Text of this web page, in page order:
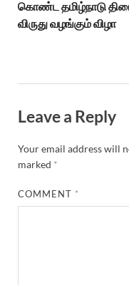
கொண்ட தமிழ்நாடு
விருது வழங்கும் விழா
Leave a Reply
Your email address will
marked *
COMMENT *